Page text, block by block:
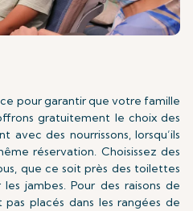
pour garantir que votre famille
gratuitement le choix des
avec des nourrissons, lorsqu’ils
réservation. Choisissez des
que ce soit près des toilettes
jambes. Pour des raisons de
placés dans les rangées de